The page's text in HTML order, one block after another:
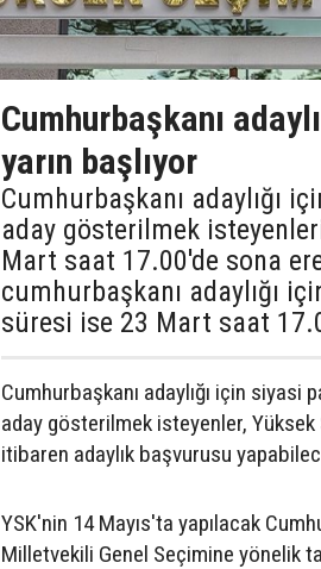
Cumhurbaşkanı
yarın başlıyor
Cumhurbaşkanı adaylığı
aday gösterilmek
Mart saat 17.00'de sona
cumhurbaşkanı adaylığı
süresi ise 23 Mart saat
Cumhurbaşkanı adaylığı için
aday gösterilmek isteyenler, Yüksek
itibaren adaylık başvurusu
YSK'nin 14 Mayıs'ta yapılacak
Milletvekili Genel Seçimine yönelik